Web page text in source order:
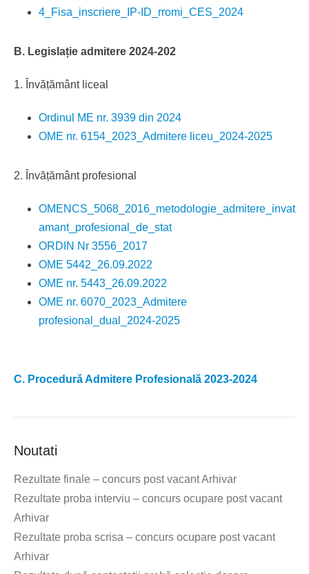
4_Fisa_inscriere_IP-ID_rromi_CES_2024
B. Legislație admitere 2024-202
1. Învățământ liceal
Ordinul ME nr. 3939 din 2024
OME nr. 6154_2023_Admitere liceu_2024-2025
2. Învățământ profesional
OMENCS_5068_2016_metodologie_admitere_invat
amant_profesional_de_stat
ORDIN Nr 3556_2017
OME 5442_26.09.2022
OME nr. 5443_26.09.2022
OME nr. 6070_2023_Admitere
profesional_dual_2024-2025
C. Procedură Admitere Profesională 2023-2024
Noutati
Rezultate finale – concurs post vacant Arhivar
Rezultate proba interviu – concurs ocupare post vacant
Arhivar
Rezultate proba scrisa – concurs ocupare post vacant
Arhivar